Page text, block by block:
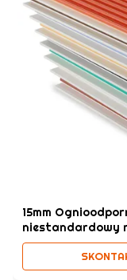
Material:
Kamienny
Morden
Panel ścienny o
Płyty ścienne SPC
Marmurowe
15mm
niestandardowy
PVC